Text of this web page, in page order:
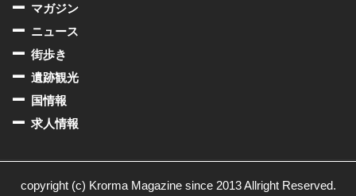
マガジン
ニュース
街歩き
遺跡観光
国情報
求人情報
copyright (c) Krorma Magazine since 2013 Allright Reserved.